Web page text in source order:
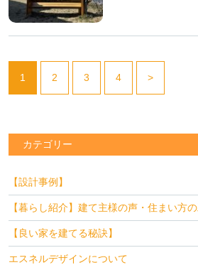
1 2 3 4 >
カテゴリー
【設計事例】
【暮らし紹介】建て主様の声・住まい方
【良い家を建てる秘訣】
エスネルデザインについて